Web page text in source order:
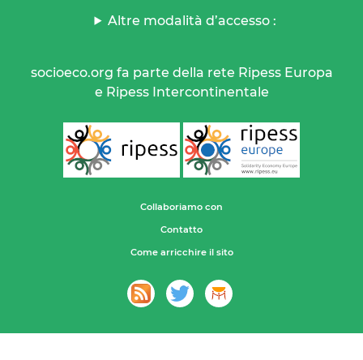
Altre modalità d’accesso :
socioeco.org fa parte della rete Ripess Europa
e Ripess Intercontinentale
Collaboriamo con
Contatto
Come arricchire il sito